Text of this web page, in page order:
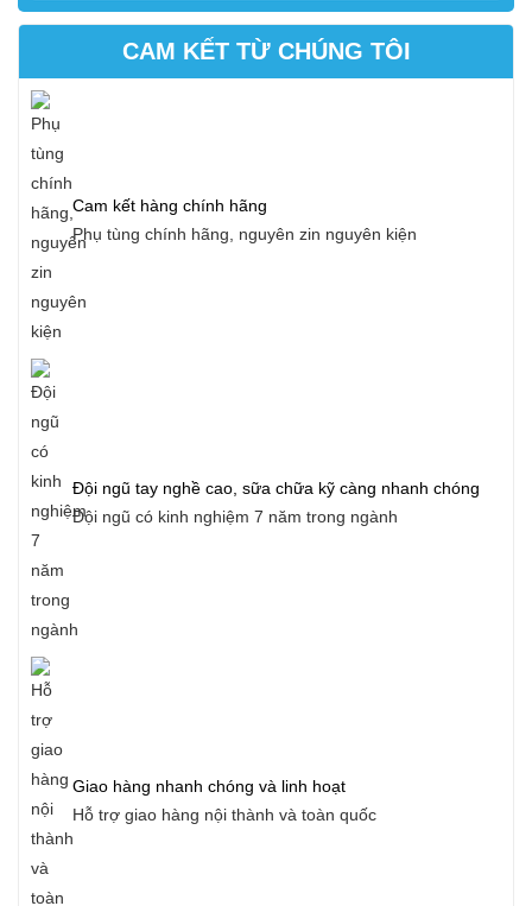
CAM KẾT TỪ CHÚNG TÔI
Cam kết hàng chính hãng
Phụ tùng chính hãng, nguyên zin nguyên kiện
Đội ngũ tay nghề cao, sữa chữa kỹ càng nhanh chóng
Đội ngũ có kinh nghiệm 7 năm trong ngành
Giao hàng nhanh chóng và linh hoạt
Hỗ trợ giao hàng nội thành và toàn quốc